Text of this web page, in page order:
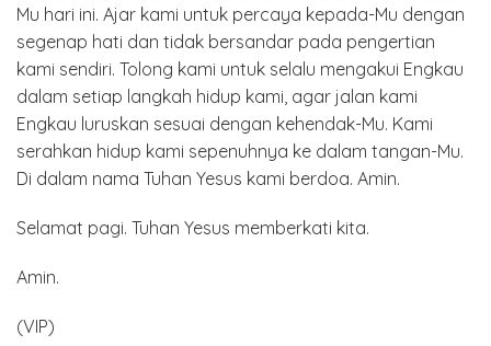
Mu hari ini. Ajar kami untuk percaya kepada-Mu dengan
segenap hati dan tidak bersandar pada pengertian
kami sendiri. Tolong kami untuk selalu mengakui Engkau
dalam setiap langkah hidup kami, agar jalan kami
Engkau luruskan sesuai dengan kehendak-Mu. Kami
serahkan hidup kami sepenuhnya ke dalam tangan-Mu.
Di dalam nama Tuhan Yesus kami berdoa. Amin.
Selamat pagi. Tuhan Yesus memberkati kita.
Amin.
(VIP)